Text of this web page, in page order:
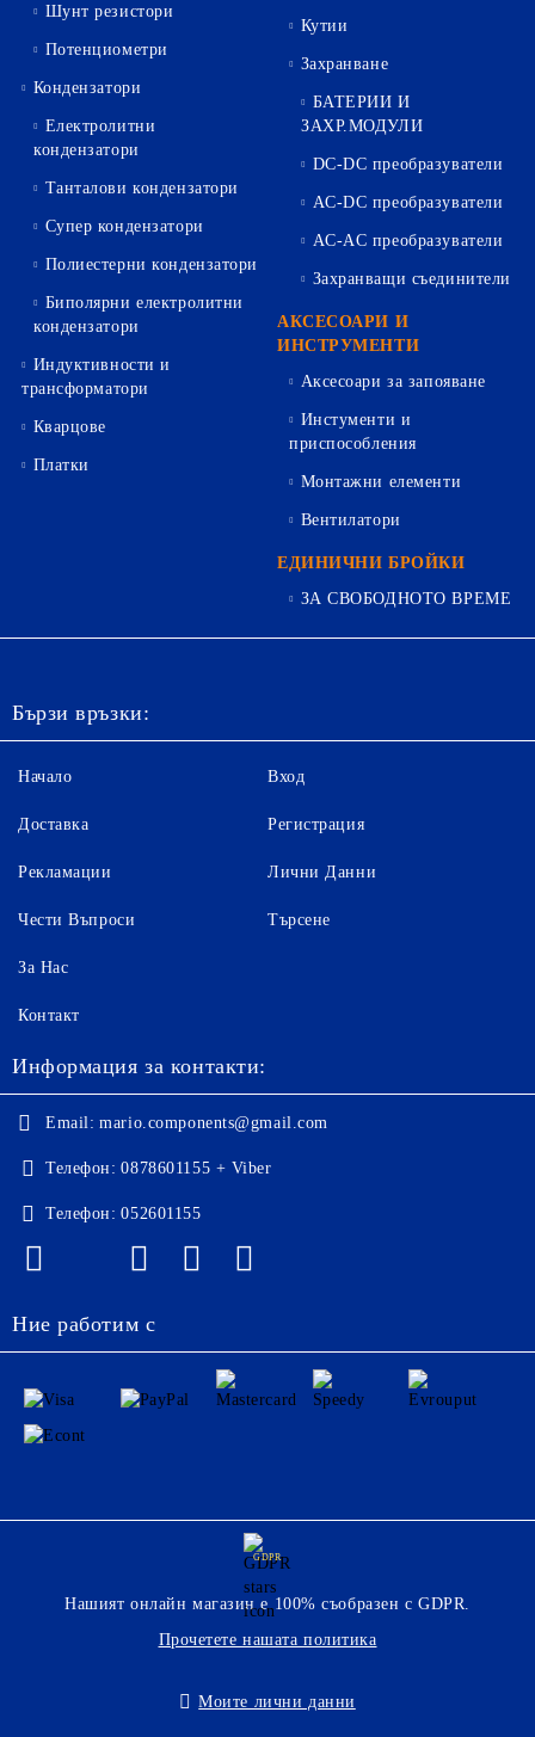
Шунт резистори
Потенциометри
Кондензатори
Електролитни
кондензатори
Танталови кондензатори
Супер кондензатори
Полиестерни кондензатори
Биполярни електролитни
кондензатори
Индуктивности и
трансформатори
Кварцове
Платки
Кутии
Захранване
БАТЕРИИ И
ЗАХР.МОДУЛИ
DC-DC преобразуватели
AC-DC преобразуватели
AC-AC преобразуватели
Захранващи съединители
АКСЕСОАРИ И
ИНСТРУМЕНТИ
Аксесоари за запояване
Инстументи и
приспособления
Монтажни елементи
Вентилатори
ЕДИНИЧНИ БРОЙКИ
ЗА СВОБОДНОТО ВРЕМЕ
Бързи връзки:
Начало
Доставка
Рекламации
Чести Въпроси
Вход
Регистрация
Лични Данни
Търсене
За Нас
Контакт
Информация за контакти:
Email: mario.components@gmail.com
Телефон: 0878601155 + Viber
Телефон: 052601155
Ние работим с
GDPR
Нашият онлайн магазин е 100% съобразен с GDPR.
Прочетете нашата политика
Моите лични данни